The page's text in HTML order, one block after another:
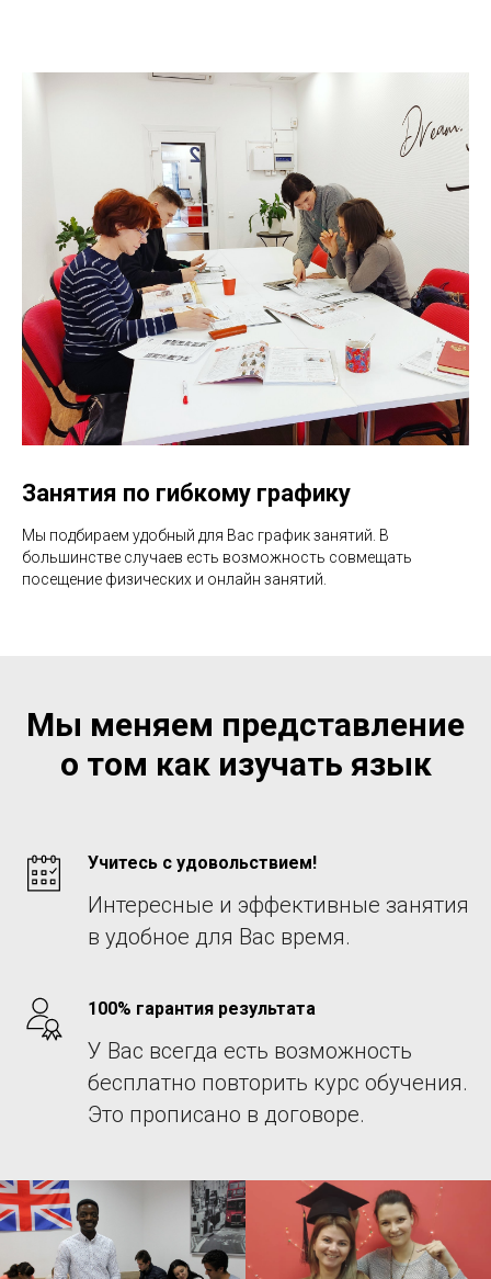
Занятия по гибкому графику
Мы подбираем удобный для Вас график занятий. В
большинстве случаев есть возможность совмещать
посещение физических и онлайн занятий.
Мы меняем представление
о том как изучать язык
Учитесь с удовольствием!
Интересные и эффективные занятия
в удобное для Вас время.
100% гарантия результата
У Вас всегда есть возможность
бесплатно повторить курс обучения.
Это прописано в договоре.